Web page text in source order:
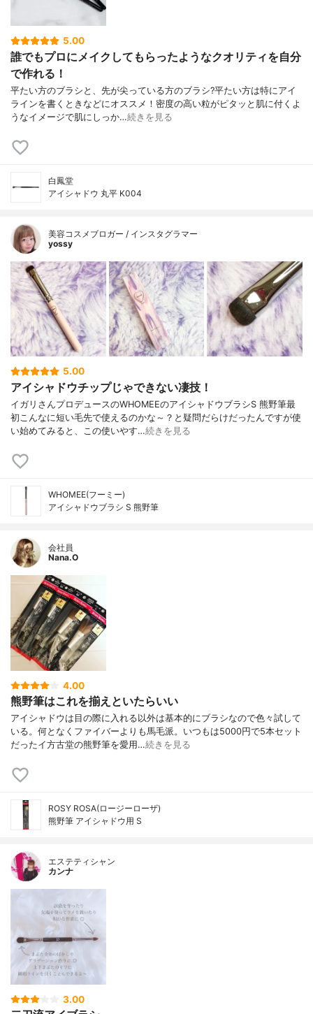
5.00
誰でもプロにメイクしてもらったようなクオリティを自分
で作れる！
平たい方のブラシと、先が尖っている方のブラシ? 平たい方は特にアイ
ラインを書くときなどにオススメ！ 密度の高い粒がピタッと肌に付くよ
うな イメージで肌にしっか…続きを見る
白鳳堂
アイシャドウ 丸平 K004
美容コスメブロガー / インスタグラマー
yossy
5.00
アイシャドウチップじゃできない凄技！
イガリさんプロデュースのWHOMEEのアイシャドウブラシS 熊野筆最
初こんなに短い毛先で使えるのかな～？と疑問だらけだったんですが使
い始めてみると、この使いやす…続きを見る
WHOMEE(フーミー)
アイシャドウブラシ S 熊野筆
会社員
Nana.O
4.00
熊野筆はこれを揃えといたらいい
アイシャドウは目の際に入れる以外は基本的にブラシなので色々試して
いる。何となくファイバーよりも馬毛派。いつもは5000円で5本セット
だったイ方古堂の熊野筆を愛用…続きを見る
ROSY ROSA(ロージーローザ)
熊野筆 アイシャドウ用 S
エステティシャン
カンナ
3.00